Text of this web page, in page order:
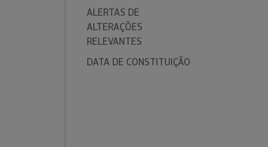
ALERTAS DE
ALTERAÇÕES
RELEVANTES
DATA DE CONSTITUIÇÃO